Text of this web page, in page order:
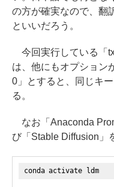
の方が確実なので、翻
といいだろう。
今回実行している「
は、他にもオプション
0」とすると、同じキ
る。
なお「Anaconda
び「Stable Diffusion」
conda activate ldm